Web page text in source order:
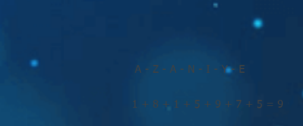
A - Z - A - N - I - Y - E
1 + 8 + 1 + 5 + 9 + 7 + 5 = 9